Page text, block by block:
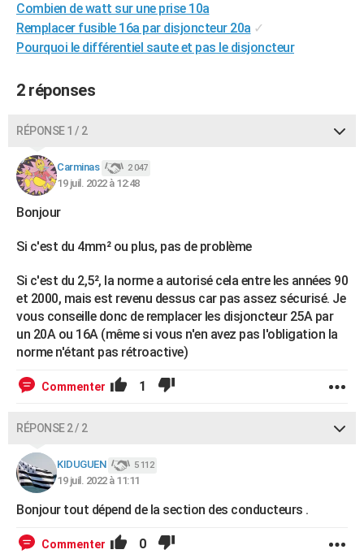
GUIDES D'ACHAT
BONS PLANS
CARTE DE VOEUX
COPAINS D'AVANT
S'inscrire
Se connecter
Lycées
Collèges
Primaires
Universités
Entreprises
Service militaire
Avis de recherche
AVIS DE DÉCÈS
FORUM
Bricolage
Lifestyle
Culture
Sport
Auto
Television
Voyage
Cinema
Combien de watt sur une prise 10a
Remplacer fusible 16a par disjoncteur 20a ✓
Pourquoi le différentiel saute et pas le disjoncteur
2 réponses
RÉPONSE 1 / 2
Carminas 2 047
19 juil. 2022 à 12:48
Bonjour
Si c'est du 4mm² ou plus, pas de problème
Si c'est du 2,5², la norme a autorisé cela entre les années 90
et 2000, mais est revenu dessus car pas assez sécurisé. Je
vous conseille donc de remplacer les disjoncteur 25A par
un 20A ou 16A (même si vous n'en avez pas l'obligation la
norme n'étant pas rétroactive)
Commenter 1
RÉPONSE 2 / 2
KIDUGUEN 5 112
19 juil. 2022 à 11:11
Bonjour tout dépend de la section des conducteurs .
Commenter 0